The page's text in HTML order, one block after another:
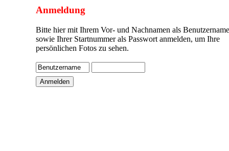
Anmeldung
Bitte hier mit Ihrem Vor- und Nachnamen als
sowie Ihrer Startnummer als Passwort anmelden, um Ihre
persönlichen Fotos zu sehen.